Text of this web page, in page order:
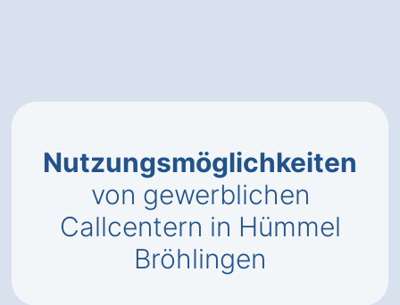
Nutzungsmöglichkeiten
von gewerblichen
Callcentern in Hümmel
Bröhlingen